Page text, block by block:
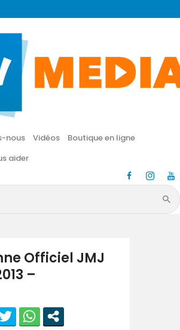
nous Vidéos
Boutique en ligne
aider
CN MÉDIA
Une vie nouvelle en JESUS !
Accueil
Vidéos
en ligne
Nous aider
Officiel JMJ
–